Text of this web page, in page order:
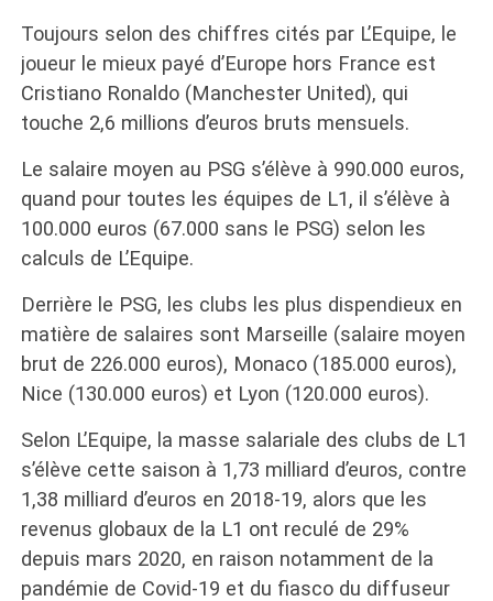
Toujours selon des chiffres cités par L’Equipe, le
joueur le mieux payé d’Europe hors France est
Cristiano Ronaldo (Manchester United), qui
touche 2,6 millions d’euros bruts mensuels.
Le salaire moyen au PSG s’élève à 990.000 euros,
quand pour toutes les équipes de L1, il s’élève à
100.000 euros (67.000 sans le PSG) selon les
calculs de L’Equipe.
Derrière le PSG, les clubs les plus dispendieux en
matière de salaires sont Marseille (salaire moyen
brut de 226.000 euros), Monaco (185.000 euros),
Nice (130.000 euros) et Lyon (120.000 euros).
Selon L’Equipe, la masse salariale des clubs de L1
s’élève cette saison à 1,73 milliard d’euros, contre
1,38 milliard d’euros en 2018-19, alors que les
revenus globaux de la L1 ont reculé de 29%
depuis mars 2020, en raison notamment de la
pandémie de Covid-19 et du fiasco du diffuseur